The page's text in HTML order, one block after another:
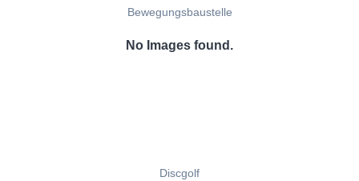
Bewegungsbaustelle
No Images found.
Discgolf